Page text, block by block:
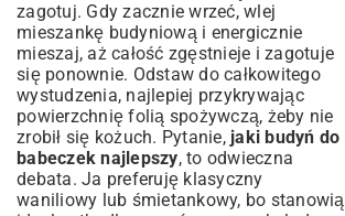
zagotuj. Gdy zacznie wrzeć, wlej
mieszankę budyniową i energicznie
mieszaj, aż całość zgęstnieje i zagotuje
się ponownie. Odstaw do całkowitego
wystudzenia, najlepiej przykrywając
powierzchnię folią spożywczą, żeby nie
zrobił się kożuch. Pytanie, jaki budyń do
babeczek najlepszy, to odwieczna
debata. Ja preferuję klasyczny
waniliowy lub śmietankowy, bo stanowią